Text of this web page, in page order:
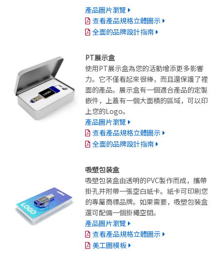
產品圖片瀏覽
查看產品規格立體圖示
全面的品牌設計指南
PT展示盒
使用PT展示盒為您的活動增添更多影響
力。它不僅看起來很棒，而且還保護了裡
面的產品。展示盒有一個適合產品的定製
嵌件，上蓋有一個大面積的區域，可以印
上您的Logo。
產品圖片瀏覽
查看產品規格立體圖示
全面的品牌設計指南
吸塑包装盒
吸塑包装盒由透明的PVC製作而成，攜帶
掛孔并附帶一張空白紙卡。紙卡可印刷您
的專屬商標品牌。如果需要，吸塑包裝盒
還可配備一個掛繩空間。
產品圖片瀏覽
查看產品規格立體圖示
美工圖模板